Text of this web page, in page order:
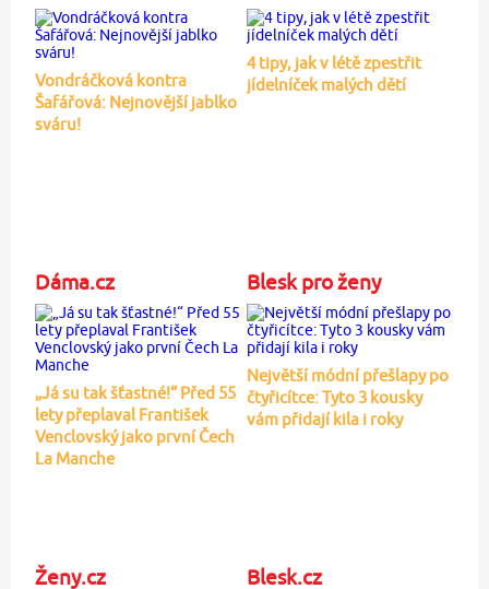
Vondráčková kontra
Šafářová: Nejnovější jablko
sváru!
4 tipy, jak v létě zpestřit
jídelníček malých dětí
Dáma.cz
„Já su tak šťastné!“ Před 55
lety přeplaval František
Venclovský jako první Čech
La Manche
Blesk pro ženy
Největší módní přešlapy po
čtyřicítce: Tyto 3 kousky
vám přidají kila i roky
Ženy.cz Blesk.cz